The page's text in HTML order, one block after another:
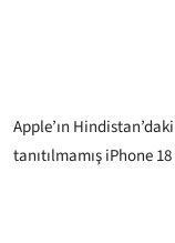
Apple’ın
tanıtılmamış iPhone